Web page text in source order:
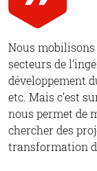
Nous mobilisons
secteurs de
développement
etc. Mais c’est
nous permet de
chercher des
transformation